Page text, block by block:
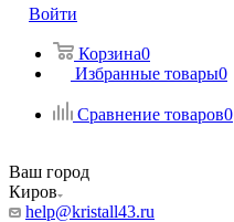
Войти
Корзина0
Избранные товары0
Сравнение товаров0
Ваш город
Киров
help@kristall43.ru